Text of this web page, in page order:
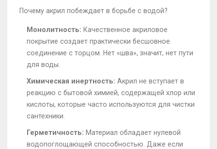
Почему акрил побеждает в борьбе с водой?
Монолитность: Качественное акриловое
покрытие создает практически бесшовное
соединение с торцом. Нет «шва», значит, нет пути
для воды.
Химическая инертность: Акрил не вступает в
реакцию с бытовой химией, содержащей хлор или
кислоты, которые часто используются для чистки
сантехники.
Герметичность: Материал обладает нулевой
водопоглощающей способностью. Даже если